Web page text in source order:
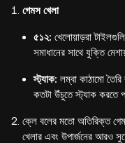
গেমস খেলা
৫১২: খেলোয়াড়রা
সমাধানের সাথে যুক্তি
স্ট্যাক: লম্বা কাঠামো
কতটা উঁচুতে স্ট্যাক করতে
ক্লে বলের মতো অতিরিক্ত
খেলার এবং উপার্জনের আরও